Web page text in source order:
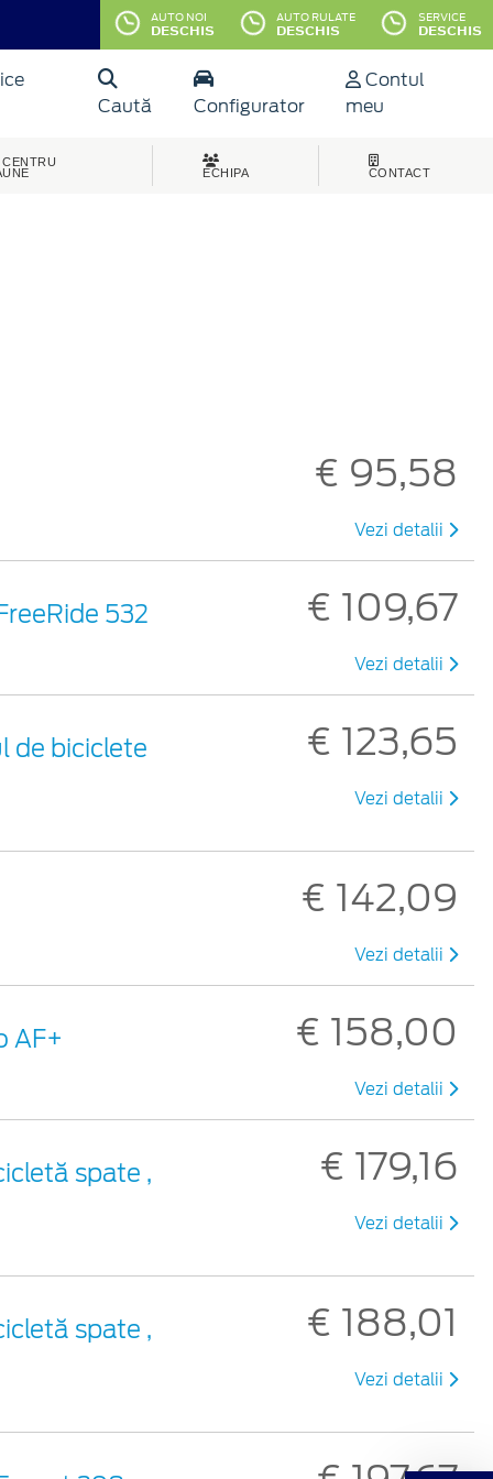
AUTO NOI
DESCHIS
AUTO RULATE
DESCHIS
SERVICE
DESCHIS
Caută Configurator
Contul
meu
CENTRU
ECHIPA CONTACT
€ 95,58
Vezi detalii
532 € 109,67
Vezi detalii
de biciclete
€ 123,65
Vezi detalii
€ 142,09
Vezi detalii
AF+ € 158,00
Vezi detalii
spate ,
€ 179,16
Vezi detalii
spate ,
€ 188,01
Vezi detalii